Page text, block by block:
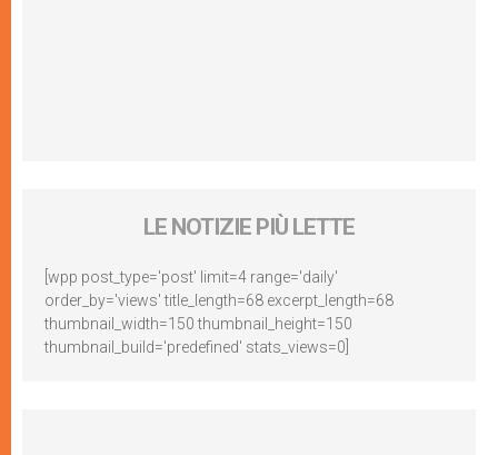
LE NOTIZIE PIÙ LETTE
[wpp post_type='post' limit=4 range='daily'
order_by='views' title_length=68 excerpt_length=68
thumbnail_width=150 thumbnail_height=150
thumbnail_build='predefined' stats_views=0]